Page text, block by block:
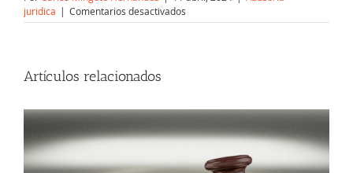
juridica | Comentarios desactivados
Qué
una
simple
en
Artículos relacionados
localiza?